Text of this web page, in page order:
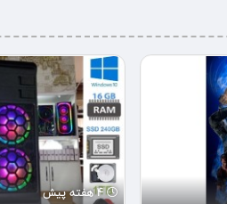
4 هفته پیش